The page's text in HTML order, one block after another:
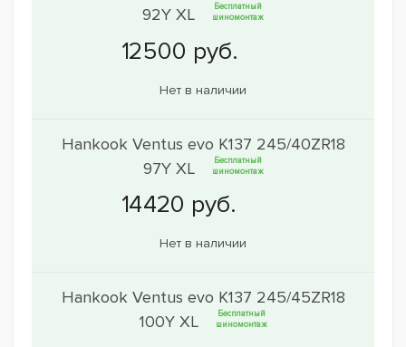
92Y XL
Бесплатный
шиномонтаж
Нет в наличии
Hankook Ventus evo K137 245/40ZR18
97Y XL
Бесплатный
шиномонтаж
Нет в наличии
Hankook Ventus evo K137 245/45ZR18
100Y XL
Бесплатный
шиномонтаж